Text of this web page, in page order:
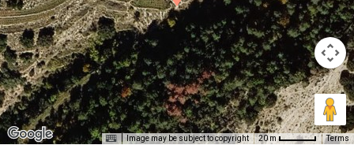
Image may be subject to copyright 20 m Terms